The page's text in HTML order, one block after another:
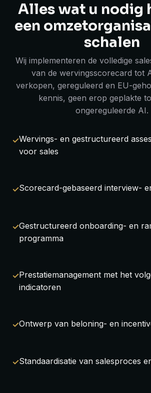
Alles wat u nodig
een
schalen
Wij implementeren de volledige
van de wervingsscorecard tot
verkopen, gereguleerd en EU-
kennis, geen erop geplakte
ongereguleerde AI.
Wervings- en gestructureerd
voor sales
Scorecard-gebaseerd interview-
Gestructureerd onboarding- en
programma
Prestatiemanagement met het
indicatoren
Ontwerp van beloning- en
Standaardisatie van salesproces